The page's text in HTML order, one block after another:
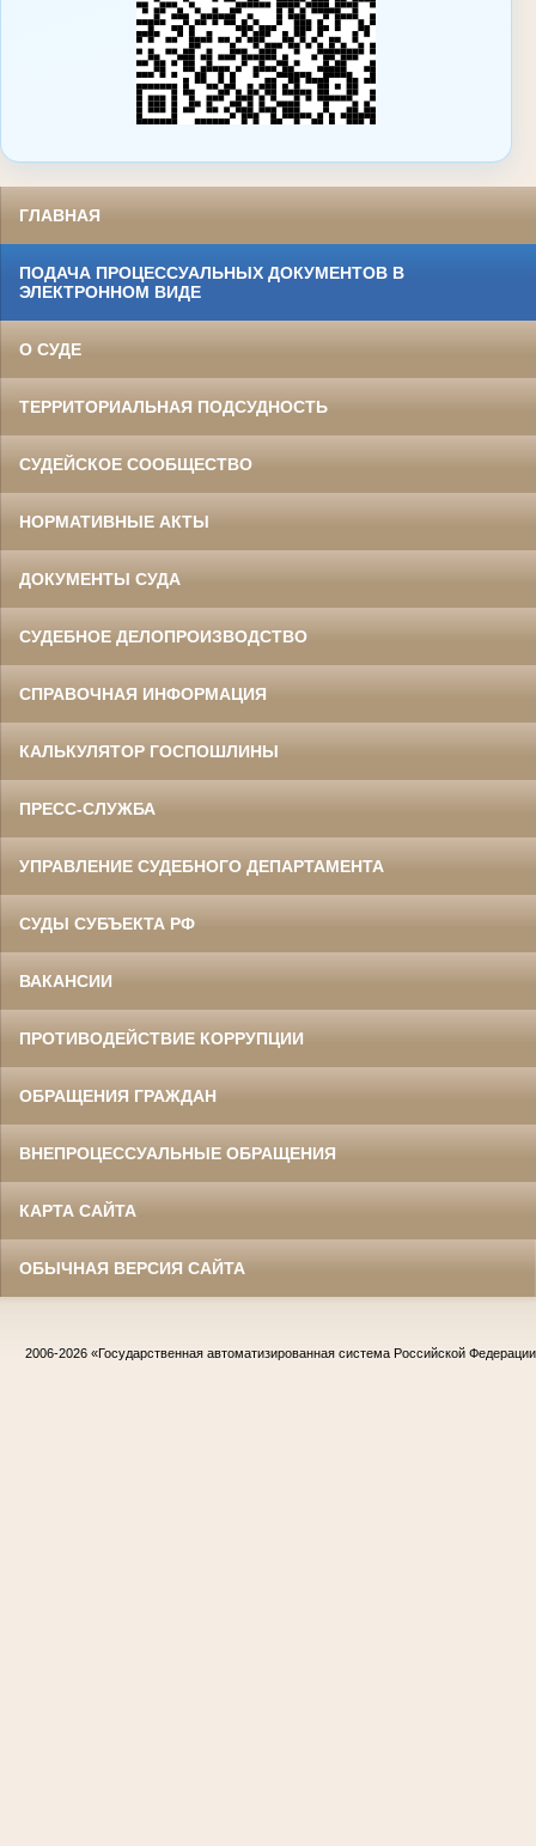
ГЛАВНАЯ
ПОДАЧА ПРОЦЕССУАЛЬНЫХ ДОКУМЕНТОВ В
ЭЛЕКТРОННОМ ВИДЕ
О СУДЕ
ТЕРРИТОРИАЛЬНАЯ ПОДСУДНОСТЬ
СУДЕЙСКОЕ СООБЩЕСТВО
НОРМАТИВНЫЕ АКТЫ
ДОКУМЕНТЫ СУДА
СУДЕБНОЕ ДЕЛОПРОИЗВОДСТВО
СПРАВОЧНАЯ ИНФОРМАЦИЯ
КАЛЬКУЛЯТОР ГОСПОШЛИНЫ
ПРЕСС-СЛУЖБА
УПРАВЛЕНИЕ СУДЕБНОГО ДЕПАРТАМЕНТА
СУДЫ СУБЪЕКТА РФ
ВАКАНСИИ
ПРОТИВОДЕЙСТВИЕ КОРРУПЦИИ
ОБРАЩЕНИЯ ГРАЖДАН
ВНЕПРОЦЕССУАЛЬНЫЕ ОБРАЩЕНИЯ
КАРТА САЙТА
ОБЫЧНАЯ ВЕРСИЯ САЙТА
2006-2026 «Государственная автоматизированная система Российской